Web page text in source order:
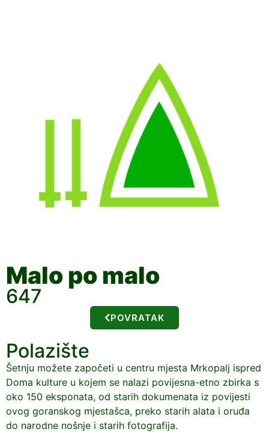
Malo po malo
647
POVRATAK
Polazište
Šetnju možete započeti u centru mjesta Mrkopalj ispred
Doma kulture u kojem se nalazi povijesna-etno zbirka s
oko 150 eksponata, od starih dokumenata iz povijesti
ovog goranskog mjestašca, preko starih alata i oruđa
do narodne nošnje i starih fotografija.